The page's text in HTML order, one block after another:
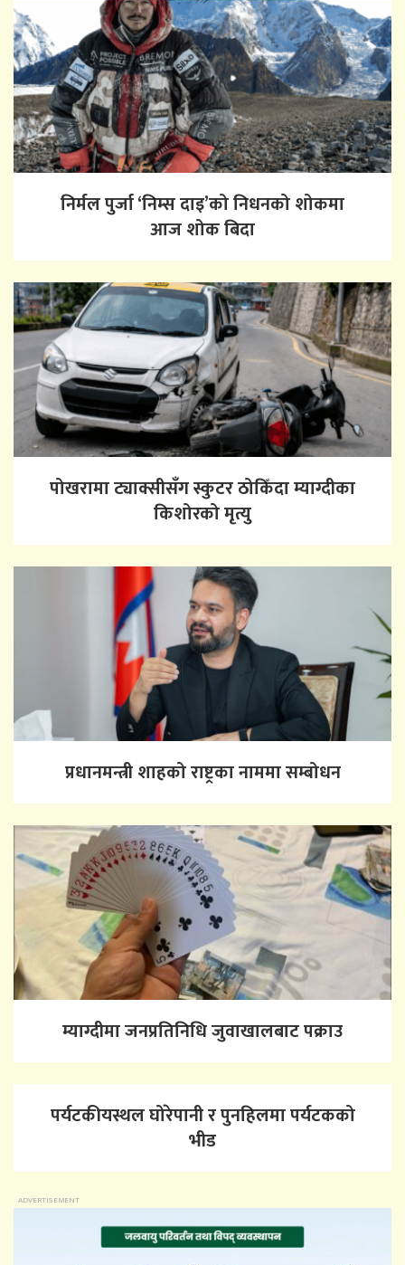
निर्मल पुर्जा ‘निम्स दाइ’को निधनको शोकमा
आज शोक बिदा
पोखरामा ट्याक्सीसँग स्कुटर ठोकिँदा म्याग्दीका
किशोरको मृत्यु
प्रधानमन्त्री शाहको राष्ट्रका नाममा सम्बोधन
म्याग्दीमा जनप्रतिनिधि जुवाखालबाट पक्राउ
पर्यटकीयस्थल घोरेपानी र पुनहिलमा पर्यटकको
भीड